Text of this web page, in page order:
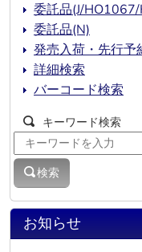
お知らせ
委託品(J/HO1067/
委託品(N)
発売入荷・先行予
詳細検索
バーコード検索
キーワード検索
検索